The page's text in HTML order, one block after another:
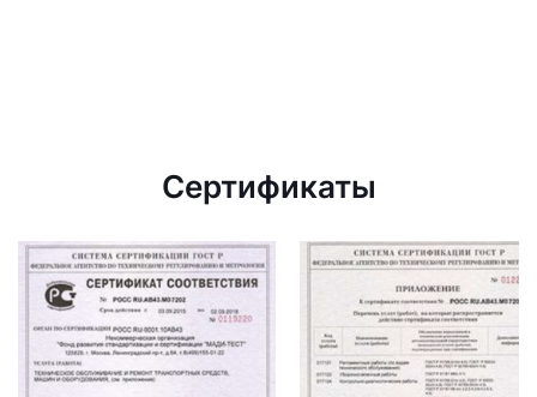
Сертификаты